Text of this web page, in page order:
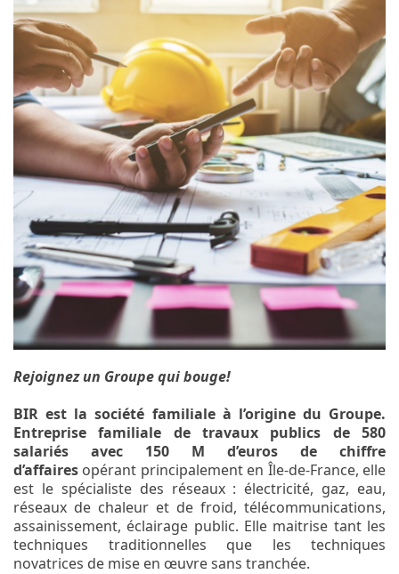
Rejoignez un Groupe qui bouge!
BIR est la société familiale à l’origine du Groupe.
Entreprise familiale de travaux publics de 580
salariés avec 150 M d’euros de chiffre
d’affaires opérant principalement en Île-de-France, elle
est le spécialiste des réseaux : électricité, gaz, eau,
réseaux de chaleur et de froid, télécommunications,
assainissement, éclairage public. Elle maitrise tant les
techniques traditionnelles que les techniques
novatrices de mise en œuvre sans tranchée.